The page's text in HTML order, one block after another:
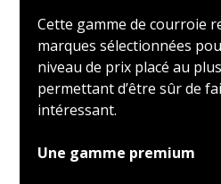
Cette gamme de courroie
marques sélectionnées
niveau de prix placé au
permettant d’être sûr de
intéressant.
Une gamme premium